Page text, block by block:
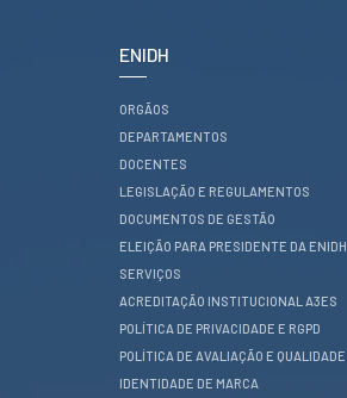
ENIDH
ORGÃOS
DEPARTAMENTOS
DOCENTES
LEGISLAÇÃO E REGULAMENTOS
DOCUMENTOS DE GESTÃO
ELEIÇÃO PARA PRESIDENTE DA ENIDH
SERVIÇOS
ACREDITAÇÃO INSTITUCIONAL A3ES
POLÍTICA DE PRIVACIDADE E RGPD
POLÍTICA DE AVALIAÇÃO E QUALIDADE
IDENTIDADE DE MARCA